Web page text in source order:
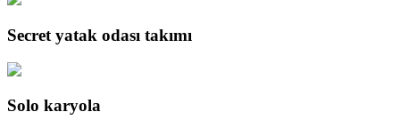
Secret yatak odası takımı
Solo karyola